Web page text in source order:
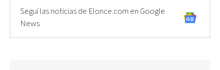
Seguí las noticias de Elonce.com en Google
News